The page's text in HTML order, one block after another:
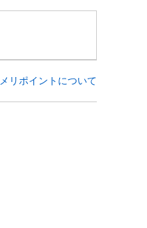
リポイントについて